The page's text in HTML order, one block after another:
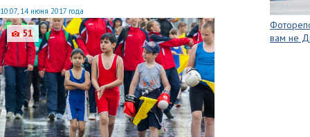
10:07, 14 июня 2017 года
51
вам не